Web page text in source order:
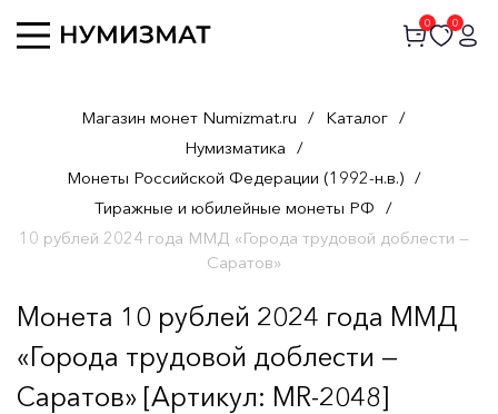
0 0
Магазин монет Numizmat.ru / Каталог /
Нумизматика /
Монеты Российской Федерации (1992-н.в.) /
Тиражные и юбилейные монеты РФ /
10 рублей 2024 года ММД «Города трудовой доблести —
Саратов»
Монета 10 рублей 2024 года ММД
«Города трудовой доблести —
Саратов» [Артикул: MR-2048]